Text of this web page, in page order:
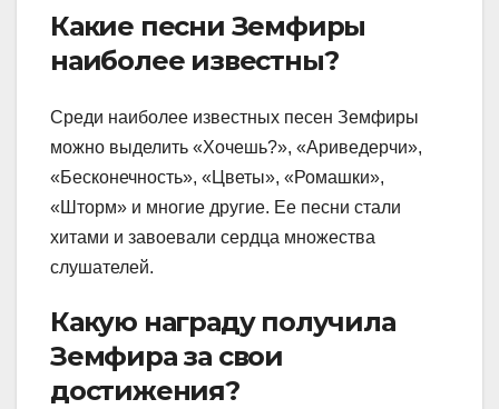
Какие песни Земфиры
наиболее известны?
Среди наиболее известных песен Земфиры
можно выделить «Хочешь?», «Ариведерчи»,
«Бесконечность», «Цветы», «Ромашки»,
«Шторм» и многие другие. Ее песни стали
хитами и завоевали сердца множества
слушателей.
Какую награду получила
Земфира за свои
достижения?